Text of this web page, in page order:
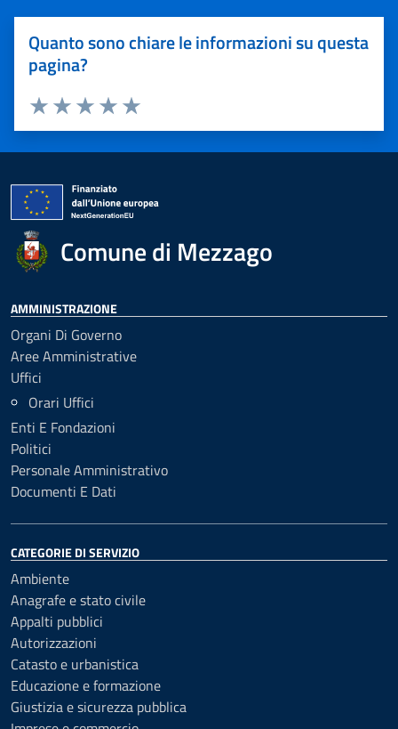
Quanto sono chiare le informazioni su questa
pagina?
Valuta 5 stelle su 5
Valuta 4 stelle su 5
Valuta 3 stelle su 5
Valuta 2 stelle su 5
Valuta 1 stelle su 5
Comune di Mezzago
AMMINISTRAZIONE
Organi Di Governo
Aree Amministrative
Uffici
Orari Uffici
Enti E Fondazioni
Politici
Personale Amministrativo
Documenti E Dati
CATEGORIE DI SERVIZIO
Ambiente
Anagrafe e stato civile
Appalti pubblici
Autorizzazioni
Catasto e urbanistica
Educazione e formazione
Giustizia e sicurezza pubblica